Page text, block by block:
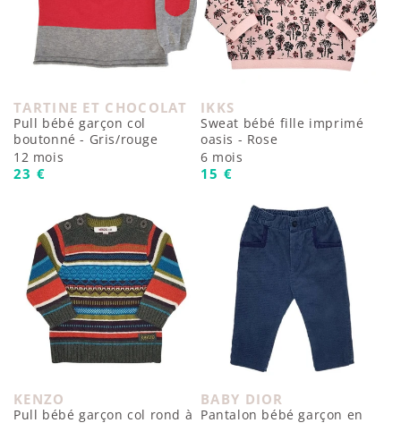
Fournisseur :
TARTINE ET CHOCOLAT
Pull bébé garçon col
boutonné - Gris/rouge
12 mois
Prix habituel
23 €
Fournisseur :
IKKS
Sweat bébé fille imprimé
oasis - Rose
6 mois
Prix habituel
15 €
Fournisseur :
KENZO
Pull bébé garçon col rond à
Fournisseur :
BABY DIOR
Pantalon bébé garçon en